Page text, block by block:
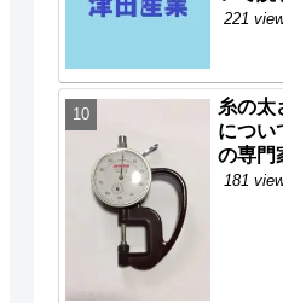
221
糸の太
につい
の専門
181